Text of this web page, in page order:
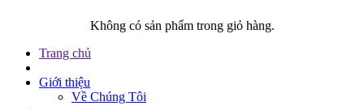
Không có sản phẩm trong giỏ hàng.
Trang chủ
Giới thiệu
Về Chúng Tôi